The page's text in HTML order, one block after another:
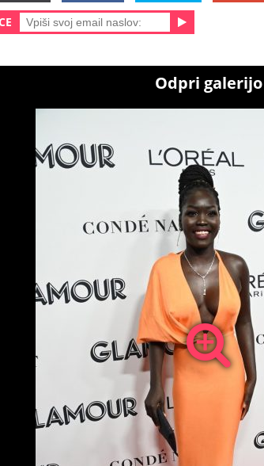
Odpri galerijo